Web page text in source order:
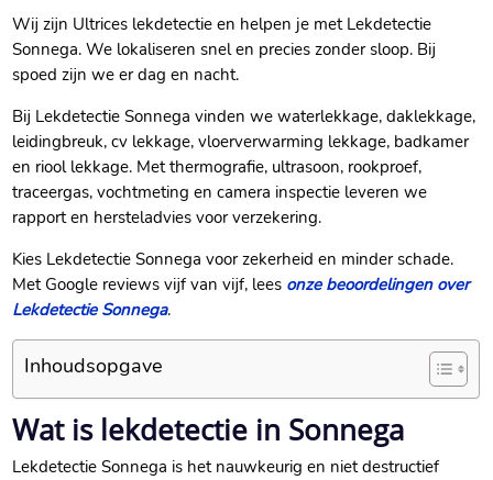
Wij zijn Ultrices lekdetectie en helpen je met Lekdetectie
Sonnega. We lokaliseren snel en precies zonder sloop. Bij
spoed zijn we er dag en nacht.
Bij Lekdetectie Sonnega vinden we waterlekkage, daklekkage,
leidingbreuk, cv lekkage, vloerverwarming lekkage, badkamer
en riool lekkage. Met thermografie, ultrasoon, rookproef,
traceergas, vochtmeting en camera inspectie leveren we
rapport en hersteladvies voor verzekering.
Kies Lekdetectie Sonnega voor zekerheid en minder schade.
Met Google reviews vijf van vijf, lees onze beoordelingen over
Lekdetectie Sonnega.
Inhoudsopgave
Wat is lekdetectie in Sonnega
Lekdetectie Sonnega is het nauwkeurig en niet destructief